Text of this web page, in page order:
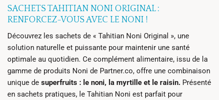
SACHETS TAHITIAN NONI ORIGINAL :
RENFORCEZ-VOUS AVEC LE NONI !
Découvrez les sachets de « Tahitian Noni Original », une
solution naturelle et puissante pour maintenir une santé
optimale au quotidien. Ce complément alimentaire, issu de la
gamme de produits Noni de Partner.co, offre une combinaison
unique de superfruits : le noni, la myrtille et le raisin. Présenté
en sachets pratiques, le Tahitian Noni est parfait pour